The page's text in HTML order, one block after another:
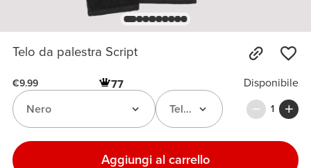
Telo da palestra Script
€9.99 77
Disponibile
Telo da Palestra Script
Nero 1
Aggiungi al carrello